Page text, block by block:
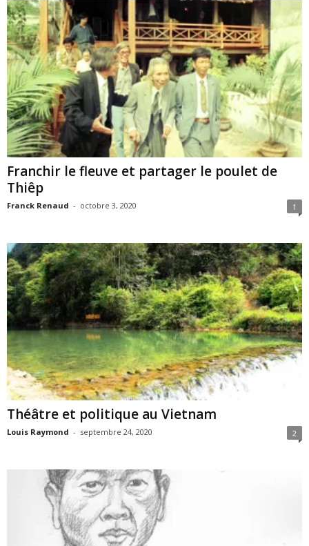
Franchir le fleuve et partager le poulet de
Thiêp
Franck Renaud - octobre 3, 2020 1
Théâtre et politique au Vietnam
Louis Raymond - septembre 24, 2020 2